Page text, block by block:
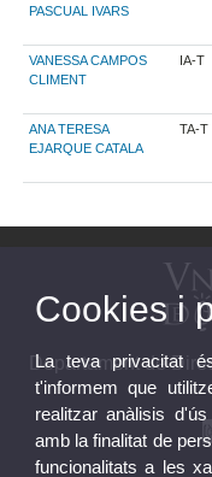
PASCUAL IVARS
VANESSA CAMPOS
CLIMENT
IA-T
ANA TERESA
EJARQUE CATALA
TA-T
Departament de
Cookies i
La teva privacitat
t'informem que
realitzar anàlisis
amb la finalitat de
funcionalitats a les